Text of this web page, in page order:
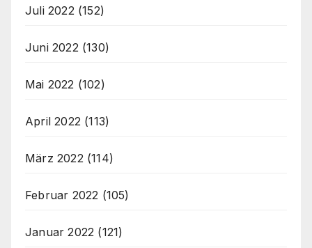
Juli 2022 (152)
Juni 2022 (130)
Mai 2022 (102)
April 2022 (113)
März 2022 (114)
Februar 2022 (105)
Januar 2022 (121)